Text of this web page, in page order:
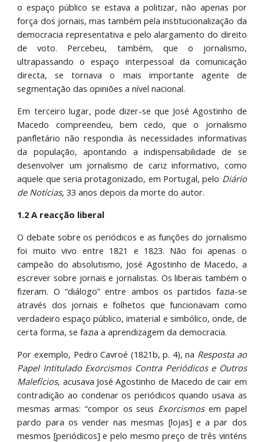
o espaço público se estava a politizar, não apenas por
força dos jornais, mas também pela institucionalização da
democracia representativa e pelo alargamento do direito
de voto. Percebeu, também, que o jornalismo,
ultrapassando o espaço interpessoal da comunicação
directa, se tornava o mais importante agente de
segmentação das opiniões a nível nacional.
Em terceiro lugar, pode dizer-se que José Agostinho de
Macedo compreendeu, bem cedo, que o jornalismo
panfletário não respondia às necessidades informativas
da população, apontando a indispensabilidade de se
desenvolver um jornalismo de cariz informativo, como
aquele que seria protagonizado, em Portugal, pelo Diário
de Notícias, 33 anos depois da morte do autor.
1.2 A reacção liberal
O debate sobre os periódicos e as funções do jornalismo
foi muito vivo entre 1821 e 1823. Não foi apenas o
campeão do absolutismo, José Agostinho de Macedo, a
escrever sobre jornais e jornalistas. Os liberais também o
fizeram. O “diálogo” entre ambos os partidos fazia-se
através dos jornais e folhetos que funcionavam como
verdadeiro espaço público, imaterial e simbólico, onde, de
certa forma, se fazia a aprendizagem da democracia.
Por exemplo, Pedro Cavroé (1821b, p. 4), na Resposta ao
Papel Intitulado Exorcismos Contra Periódicos e Outros
Malefícios, acusava José Agostinho de Macedo de cair em
contradição ao condenar os periódicos quando usava as
mesmas armas: “compor os seus Exorcismos em papel
pardo para os vender nas mesmas [lojas] e a par dos
mesmos [periódicos] e pelo mesmo preço de três vinténs